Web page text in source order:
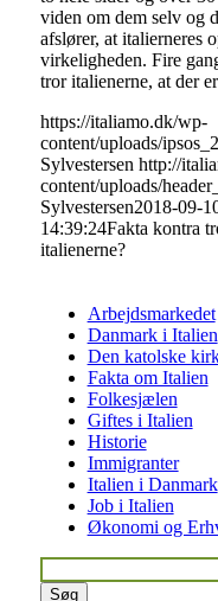
viden om dem selv og
afslører, at italierneres
virkeligheden. Fire
tror italienerne, at der
https://italiamo.dk/wp-
content/uploads/
Sylvestersen http://
content/uploads/
Sylvestersen2018-09-
14:39:24Fakta kontra
italienerne?
Arbejdsmarkedet
Danmark i Italien
Den katolske
Fakta om Italien
Folkesjælen
Giftes i Italien
Historie
Immigranter
Italien i Danmark
Job i Italien
Økonomi og